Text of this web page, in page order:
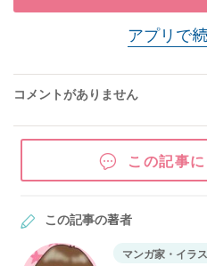
アプリで
コメントがありません
この記事
この記事の著者
マンガ家・イラ